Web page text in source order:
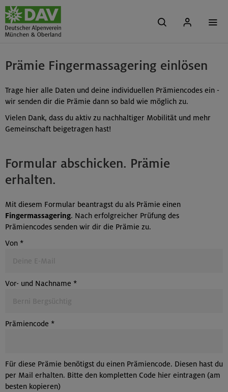
Prämie Fingermassagering einlösen
Trage hier alle Daten und deine individuellen Prämiencodes ein -
wir senden dir die Prämie dann so bald wie möglich zu.
Vielen Dank, dass du aktiv zu nachhaltiger Mobilität und mehr
Gemeinschaft beigetragen hast!
Formular abschicken. Prämie
erhalten.
Mit diesem Formular beantragst du als Prämie einen
Fingermassagering. Nach erfolgreicher Prüfung des
Prämiencodes senden wir dir die Prämie zu.
Von *
Vor- und Nachname *
Prämiencode *
Für diese Prämie benötigst du einen Prämiencode. Diesen hast du
per Mail erhalten. Bitte den kompletten Code hier eintragen (am
besten kopieren)